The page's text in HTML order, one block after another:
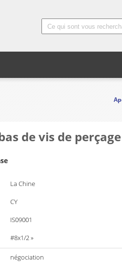
de vis de
La Chine
CY
IS09001
#8x1/2 »
négociation